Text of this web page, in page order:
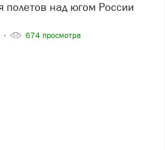
674 просмотра